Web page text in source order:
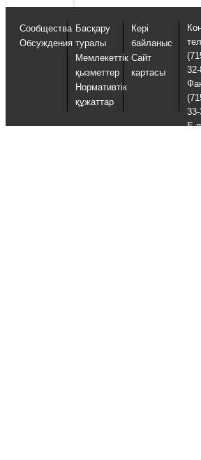
Сообщества
Обсуждения
Басқару
туралы
Мемлекеттік
қызметтер
Нормативтік
құжаттар
Кері
байланыс
Сайт
картасы
E-